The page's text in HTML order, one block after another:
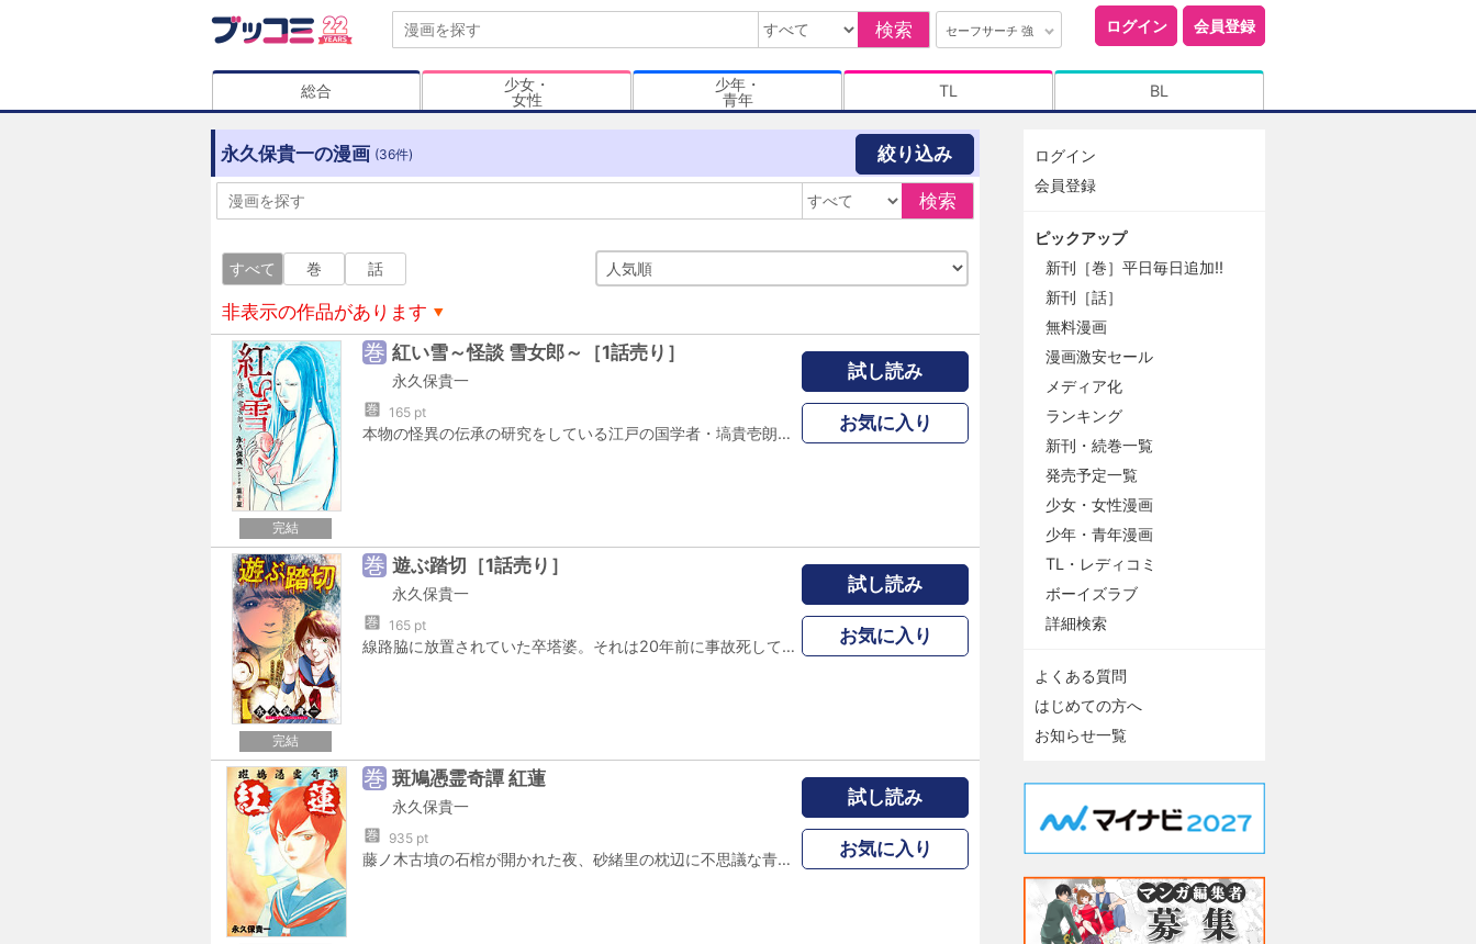
検索 セーフサーチ 強 ログイン 会員登録
総合
少女・
女性
少年・
青年
TL BL
永久保貴一の漫画 (36件) 絞り込み
検索
すべて 巻 話
非表示の作品があります
完結
巻 紅い雪～怪談 雪女郎～［1話売り］
永久保貴一
巻 165 pt
本物の怪異の伝承の研究をしている江戸の国学者・塙貴壱朗は、東北 山北藩の藩士・鈴木善之助から紅い雪が降る中で白襦袢姿で赤子を抱き、通る人にも抱いてやってくれと声を掛ける「雪女郎」の話を聞く。鈴木は幼い頃、実際に紅い雪の上に立つ姿を見たという話で・・・。(33P)(この作品はウェブ・マガジン：ホラー シルキー増刊 奇奇怪怪 Vol.2に収録されています。重複購入にご注意ください。)
試し読み
お気に入り
完結
巻 遊ぶ踏切［1話売り］
永久保貴一
巻 165 pt
線路脇に放置されていた卒塔婆。それは20年前に事故死してしまった幼女のものだった…。そして、それに手を合わせた人が次々と…。「無縁仏はみだりに拝んではいけない、憑いて来る」という伝承を元に描かれた、永久保貴一の初期の傑作。(この作品はウェブ・マガジン：ホラー シルキー増刊 奇奇怪怪に収録されています。重複購入にご注意ください。)
試し読み
お気に入り
巻 斑鳩憑霊奇譚 紅蓮
永久保貴一
巻 935 pt
藤ノ木古墳の石棺が開かれた夜、砂緒里の枕辺に不思議な青年が立った。10年後、高校生となり、さまざまな事件に巻き込まれる砂緒里の前に現れたのはおがみ屋・帯刀兵衛! 怨霊千四百年、スーパー伝奇アクション!! 古墳発掘で解き放たれた霊が取り憑いたヤクザの男と、霊に取り憑かれた女子高生が戦いを繰り広げる。 同時収録に、中国の武人の呪いの仮面によってさまざまな事件が巻き起こる「伝奇屋事件簿」 ※本編収録話数はぶんか社コミックス版『斑鳩憑霊奇譚 紅蓮』と構成が異なります。
試し読み
お気に入り
ログイン
会員登録
ピックアップ
新刊［巻］平日毎日追加!!
新刊［話］
無料漫画
漫画激安セール
メディア化
ランキング
新刊・続巻一覧
発売予定一覧
少女・女性漫画
少年・青年漫画
TL・レディコミ
ボーイズラブ
詳細検索
よくある質問
はじめての方へ
お知らせ一覧